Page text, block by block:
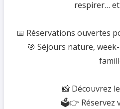
respirer…
📅 Réservations ouvertes
🎯 Séjours nature,
📸 Découvrez
🗳️👉 Réservez